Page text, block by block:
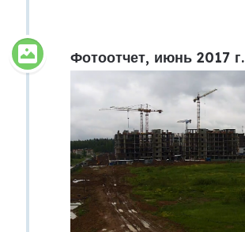
Фотоотчет, июнь 2017 г.